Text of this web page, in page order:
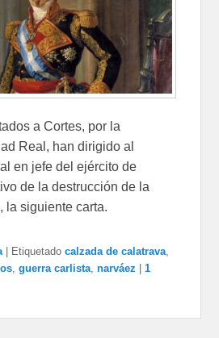
a Cortes, por la
Real, han dirigido al
en jefe del ejército de
de la destrucción de la
la siguiente carta.
| Etiquetado calzada de calatrava
,guerra carlista ,narváez |1